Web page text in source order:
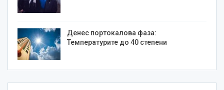
Денес портокалова фаза:
Температурите до 40 степени